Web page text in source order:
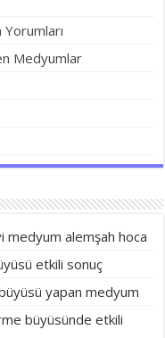
Medyumlar
medyum alemşah hoca
etkili sonuç
yapan medyum
büyüsünde etkili